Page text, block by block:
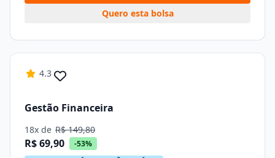
Quero esta bolsa
4.3
Gestão Financeira
18x de R$ 149,80
R$ 69,90 -53%